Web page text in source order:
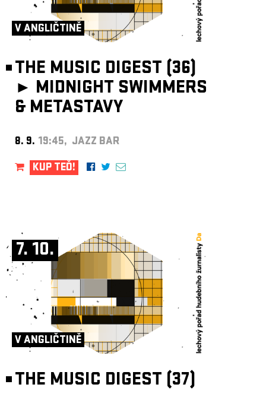
V ANGLIČTINĚ
THE MUSIC DIGEST (36)
► MIDNIGHT SWIMMERS
& METASTAVY
8. 9. 19:45, JAZZ BAR
KUP TEĎ!
7. 10.
V ANGLIČTINĚ
THE MUSIC DIGEST (37)